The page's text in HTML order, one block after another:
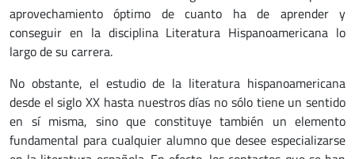
aprovechamiento óptimo de cuanto ha de aprender y
conseguir en la disciplina Literatura Hispanoamericana lo
largo de su carrera.
No obstante, el estudio de la literatura hispanoamericana
desde el siglo XX hasta nuestros días no sólo tiene un sentido
en sí misma, sino que constituye también un elemento
fundamental para cualquier alumno que desee especializarse